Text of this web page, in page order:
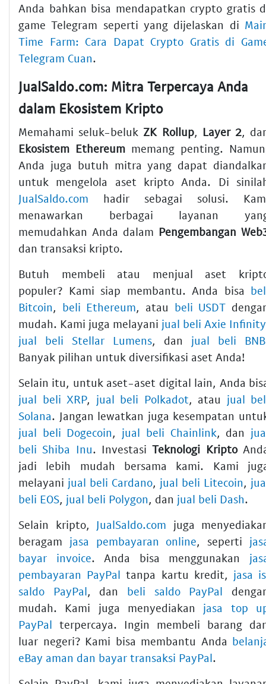
Anda bahkan bisa mendapatkan crypto gratis
game Telegram seperti yang dijelaskan di
Time Farm: Cara Dapat Crypto Gratis di
Telegram Cuan.
JualSaldo.com: Mitra Terpercaya Anda
dalam Ekosistem Kripto
Memahami seluk-beluk ZK Rollup, Layer 2,
Ekosistem Ethereum memang penting.
Anda juga butuh mitra yang dapat
untuk mengelola aset kripto Anda. Di
JualSaldo.com hadir sebagai solusi.
menawarkan berbagai layanan
memudahkan Anda dalam Pengembangan
dan transaksi kripto.
Butuh membeli atau menjual aset
populer? Kami siap membantu. Anda bisa
Bitcoin, beli Ethereum, atau beli USDT
mudah. Kami juga melayani jual beli Axie Infinity
jual beli Stellar Lumens, dan jual beli BNB
Banyak pilihan untuk diversifikasi aset Anda!
Selain itu, untuk aset-aset digital lain, Anda
jual beli XRP, jual beli Polkadot, atau jual
Solana. Jangan lewatkan juga kesempatan
jual beli Dogecoin, jual beli Chainlink, dan
beli Shiba Inu. InvestasiTeknologi Kripto
jadi lebih mudah bersama kami. Kami
melayani jual beli Cardano, jual beli Litecoin,
beli EOS, jual beli Polygon, dan jual beli Dash.
Selain kripto, JualSaldo.com juga
beragam jasa pembayaran online, seperti
bayar invoice. Anda bisa menggunakan
pembayaran PayPal tanpa kartu kredit, jasa
saldo PayPal, dan beli saldo PayPal
mudah. Kami juga menyediakan jasa top
PayPal terpercaya. Ingin membeli barang
luar negeri? Kami bisa membantu Anda
eBay aman dan bayar transaksi PayPal.